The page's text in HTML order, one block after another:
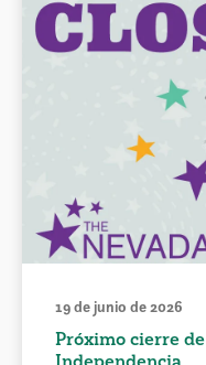
19 de junio de 2026
Próximo cierre
Independencia